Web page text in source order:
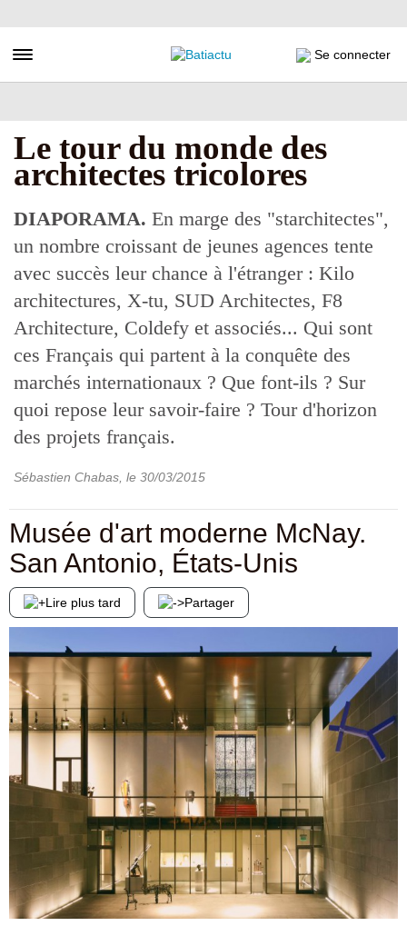
au
principal
Toggle navigation Se connecter
Le tour du monde des
architectes tricolores
DIAPORAMA. En marge des "starchitectes",
un nombre croissant de jeunes agences tente
avec succès leur chance à l'étranger : Kilo
architectures, X-tu, SUD Architectes, F8
Architecture, Coldefy et associés... Qui sont
ces Français qui partent à la conquête des
marchés internationaux ? Que font-ils ? Sur
quoi repose leur savoir-faire ? Tour d'horizon
des projets français.
Sébastien Chabas , le 30/03/2015
Musée d'art moderne McNay.
San Antonio, États-Unis
Lire plus tard Partager